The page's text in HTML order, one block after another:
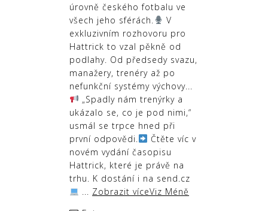
úrovně českého fotbalu ve
všech jeho sférách.
V
exkluzivním rozhovoru pro
Hattrick to vzal pěkně od
podlahy. Od předsedy svazu,
manažery, trenéry až po
nefunkční systémy výchovy...
„Spadly nám trenýrky a
ukázalo se, co je pod nimi,“
usmál se trpce hned při
první odpovědi.
Čtěte víc v
novém vydání časopisu
Hattrick, které je právě na
trhu. K dostání i na send.cz
... Zobrazit víceViz Méně